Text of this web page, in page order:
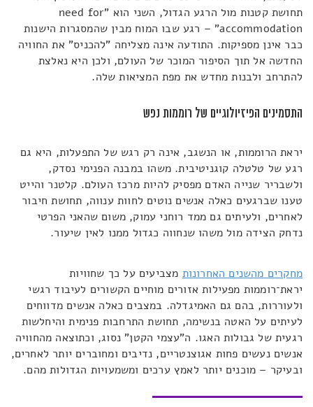
תחושת קטנות מול הרגע הגדול, השני הוא "need for
accommodation" – רגע שבו המוח מבין שהמסגרות הישנות
כבר אינן מספיקות. התודעה אינה מצליחה "להכניס" את החוויה
החדשה אל תוך הסיפור המוכר של העולם, ולכן היא נאלצת
להתרחב ולבנות מחדש את מפת המציאות שלה.
התסמינים הפיזיולוגיים של רוממות נפש
יראת הרוממות, או הנשגב, אינה רק רגש של התפעלות, היא גם
רגע של טלטלה קוגניטיבית. משהו במבנה הפנימי נסדק,
ולשבריר שנייה האדם מפסיק להיות מרכז העולם. קלטנר והייט
טענו שברגעים כאלה אנשים נוטים לחוות ענווה, תחושת חיבור
לאחרים, ולעיתים גם ממד רוחני עמוק, משום שהאני הפרטי
נדחק הצידה מול משהו שנחווה כגדול ממנו לאין שיעור.
מחקרים מהשנים האחרונות מצביעים על כך שחוויות
יראת־רוממות מפעילות אזורים מוחיים הקשורים לעיבוד רגשי
ולעוררות, בהם גם האמיגדלה. במצבים כאלה אנשים מדווחים
לעיתים על האטה בנשימה, תחושת התרחבות פנימית והיחלשות
רגעית של גבולות האגו. ה"עצמי הקטן" נסוג, וכתוצאה מהחוויה
אנשים נעשים פחות אגוצנטריים, נדיבים ומחוברים יותר לאחרים,
ובעיקר – מוכנים יותר לאמץ ערכים ומשמעויות הגדולות מהם.